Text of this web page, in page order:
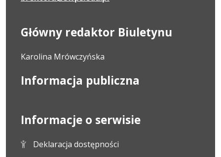
Główny redaktor Biuletynu
Karolina Mrówczyńska
Informacja publiczna
Informacje o serwisie
Deklaracja dostępności